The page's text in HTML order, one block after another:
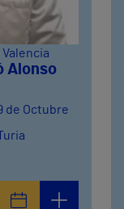
Alonso
de Octubre